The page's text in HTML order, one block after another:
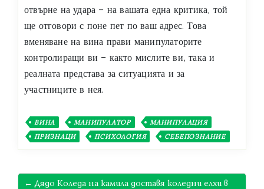
отвърне на удара – на вашата една критика, той
ще отговори с поне пет по ваш адрес. Това
вменяване на вина прави манипулаторите
контролиращи ви – както мислите ви, така и
реалната представа за ситуацията и за
участниците в нея.
ВИНА МАНИПУЛАТОР
МАНИПУЛАЦИЯ
ПРИЗНАЦИ
ПСИХОЛОГИЯ СЕБЕПОЗНАНИЕ
← Дядо Коледа на камила доставя коледни елхи в